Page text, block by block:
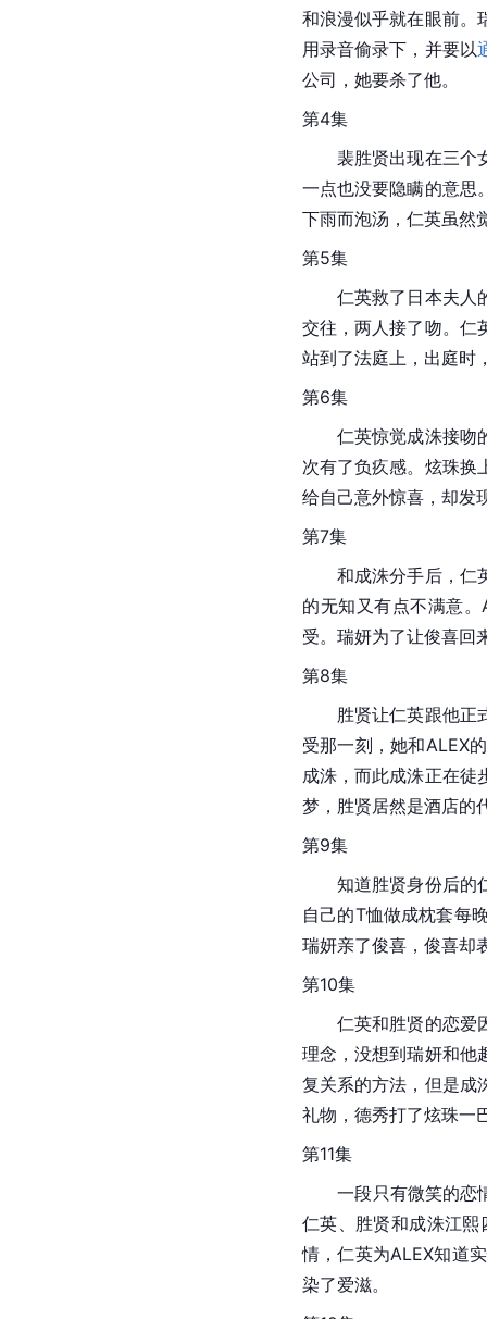
和浪漫似乎就在眼前。
用录音偷录下，并要以
公司，她要杀了他。
第4集
裴胜贤出现在三个女
一点也没要隐瞒的意思
下雨而泡汤，仁英虽然
第5集
仁英救了日本夫人的
交往，两人接了吻。仁
站到了法庭上，出庭时
第6集
仁英惊觉成洙接吻的
次有了负疚感。炫珠换
给自己意外惊喜，却发
第7集
和成洙分手后，仁英
的无知又有点不满意
受。瑞妍为了让俊喜回
第8集
胜贤让仁英跟他正式
受那一刻，她和ALEX
成洙，而此成洙正在徒
梦，胜贤居然是酒店的
第9集
知道胜贤身份后的仁
自己的T恤做成枕套每
瑞妍亲了俊喜，俊喜却
第10集
仁英和胜贤的恋爱因
理念，没想到瑞妍和他
复关系的方法，但是成
礼物，德秀打了炫珠一
第11集
一段只有微笑的恋情
仁英、胜贤和成洙江
情，仁英为ALEX知道
染了爱滋。